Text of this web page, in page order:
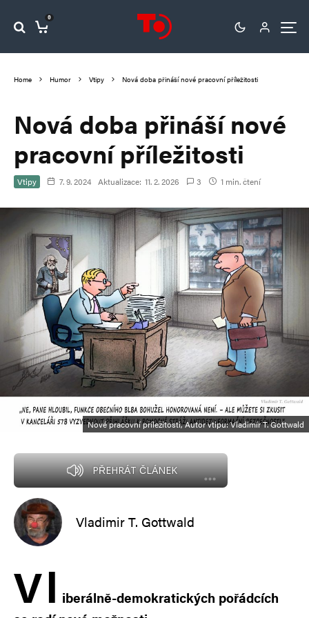
0
Home Humor Vtipy Nová doba přináší nové pracovní příležitosti
Nová doba přináší nové
pracovní příležitosti
Vtipy 7. 9. 2024 Aktualizace: 11. 2. 2026 3 1 min. čtení
Nové pracovní příležitosti, Autor vtipu: Vladimír T. Gottwald
PŘEHRÁT ČLÁNEK
Vladimir T. Gottwald
Vl iberálně-demokratických pořádcích